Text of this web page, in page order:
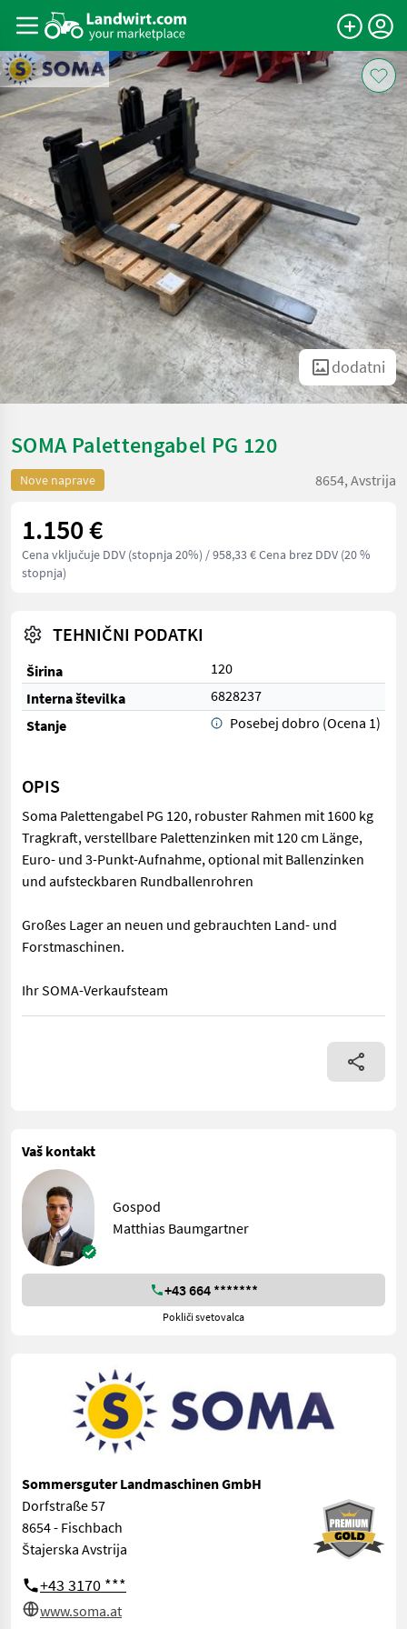
dodatni
SOMA Palettengabel PG 120
Nove naprave 8654, Avstrija
1.150 €
Cena vključuje DDV (stopnja 20%) / 958,33 € Cena brez DDV (20 %
stopnja)
TEHNIČNI PODATKI
Širina
120
Interna številka
6828237
Stanje
Posebej dobro (Ocena 1)
OPIS
Soma Palettengabel PG 120, robuster Rahmen mit 1600 kg
Tragkraft, verstellbare Palettenzinken mit 120 cm Länge,
Euro- und 3-Punkt-Aufnahme, optional mit Ballenzinken
und aufsteckbaren Rundballenrohren
Großes Lager an neuen und gebrauchten Land- und
Forstmaschinen.
Ihr SOMA-Verkaufsteam
Soma Palettengabel PG 120, robuster Rahmen mit 1600 kg
Vaš kontakt
Gospod
Matthias Baumgartner
+43 664 *******
Pokliči svetovalca
Sommersguter Landmaschinen GmbH
Dorfstraße 57
8654 - Fischbach
Štajerska Avstrija
+43 3170 ***
www.soma.at